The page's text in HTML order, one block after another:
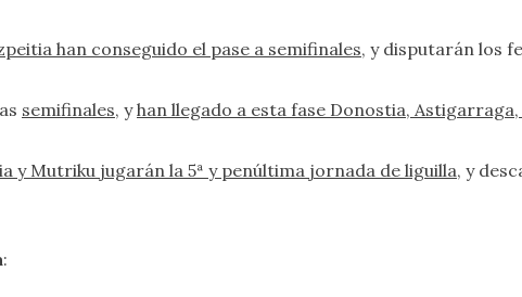
han conseguido el pase a semifinales, y disputarán los
semifinales, yhan llegado a esta fase Donostia,
y Mutriku jugarán la 5ª y penúltima jornada de liguilla, y
: